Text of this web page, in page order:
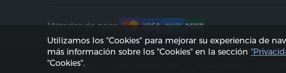
Métodos de pago:
2002 - 2026, © "Hyur Service" SRL;
Utilizamos los "Cookies" para mejorar su experiencia de
más información sobre los "Cookies" en la sección
"Cookies".